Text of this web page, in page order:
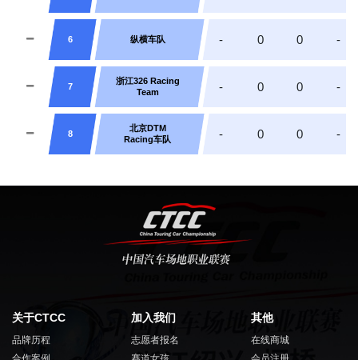
6 纵横车队 - 0 0 -
7
浙江326 Racing
Team
- 0 0 -
8
北京DTM
Racing车队
- 0 0 -
关于CTCC
品牌历程
加入我们
志愿者报名
其他
在线商城